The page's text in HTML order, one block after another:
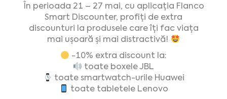
În perioada 21 – 27 mai, cu aplicația Flanco
Smart Discounter, profiți de extra
discounturi la produsele care îți fac viața
mai ușoară și mai distractivă!
-10% extra discount la:
toate boxele JBL
toate smartwatch-urile Huawei
toate tabletele Lenovo